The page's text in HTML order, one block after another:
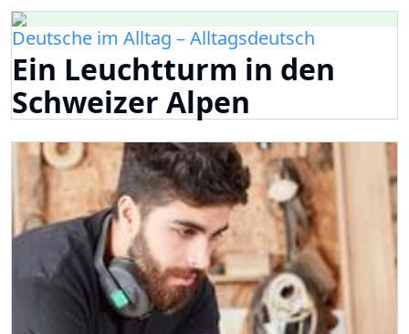
Deutsche im Alltag – Alltagsdeutsch
Ein Leuchtturm in den
Schweizer Alpen